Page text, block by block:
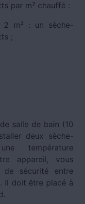
par m² chauffé :
2 m² : un sèche-
;
salle de bain (10
deux sèche-
température
appareil, vous
de sécurité entre
Il doit être placé à